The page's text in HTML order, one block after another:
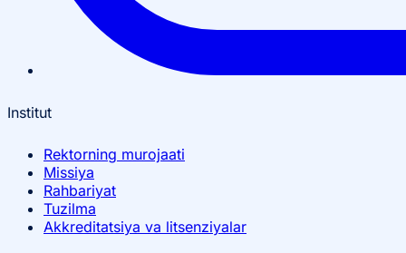
Institut
Rektorning murojaati
Missiya
Rahbariyat
Tuzilma
Akkreditatsiya va litsenziyalar